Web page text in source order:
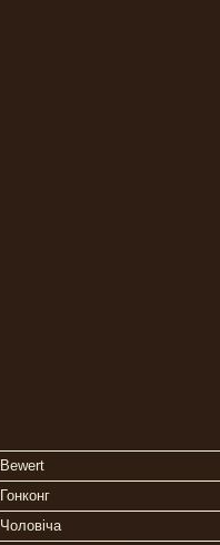
Bewert
Гонконг
Чоловіча